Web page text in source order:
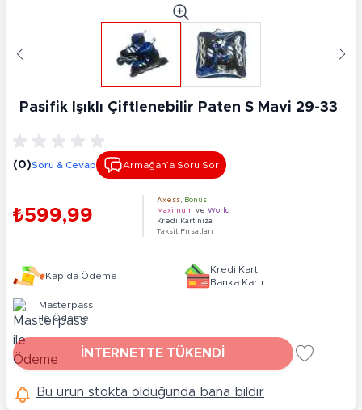
Pasifik Işıklı Çiftlenebilir Paten S Mavi 29-33
(0)Soru & Cevap Armağan’a Soru Sor
₺599,99
Axess Bonus
Maximum ve World
Kredi Kartınıza
Taksit Fırsatları !
Kapıda Ödeme
Kredi Kartı
Banka Kartı
Masterpass
ile Ödeme
İNTERNETTE TÜKENDİ
Bu ürün stokta olduğunda bana bildir